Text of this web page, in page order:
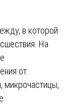
в которой
На
от
микрочастицы,